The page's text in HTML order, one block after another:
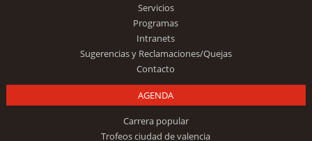
Servicios
Programas
Intranets
Sugerencias y Reclamaciones/Quejas
Contacto
AGENDA
Carrera popular
Trofeos ciudad de valencia